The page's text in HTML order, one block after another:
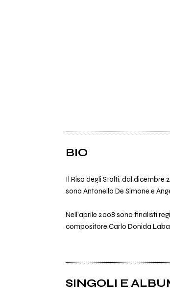
BIO
Il Riso degli Stolti, dal dicembre
sono Antonello De Simone e
Nell’aprile 2008 sono finalisti
compositore Carlo Donida
SINGOLI E